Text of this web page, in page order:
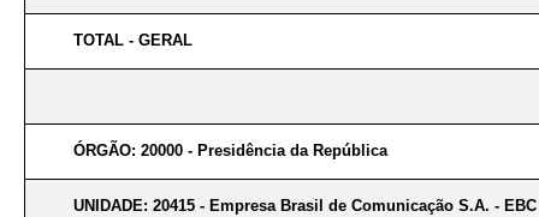
TOTAL - GERAL
ÓRGÃO: 20000 - Presidência da República
UNIDADE: 20415 - Empresa Brasil de Comunicação S.A. - EBC